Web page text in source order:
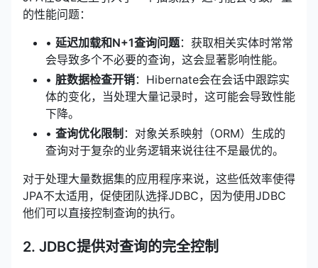
的性能问题：
• 延迟加载和N+1查询问题：获取相关实体时常常
会导致多个不必要的查询，这会显著影响性能。
• 脏数据检查开销：Hibernate会在会话中跟踪实
体的变化，当处理大量记录时，这可能会导致性能
下降。
• 查询优化限制 ：对象关系映射（ORM）生成的
查询对于复杂的业务逻辑来说往往不是最优的。
对于处理大量数据集的应用程序来说，这些低效率使得
JPA不太适用，促使团队选择JDBC，因为使用JDBC
他们可以直接控制查询的执行。
2. JDBC提供对查询的完全控制